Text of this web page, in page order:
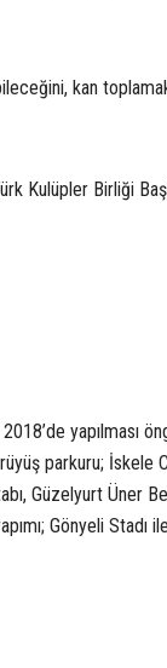
kan
Kulüpler Birliği
yapılması
parkuru; İskele
Güzelyurt Üner
Gönyeli Stadı